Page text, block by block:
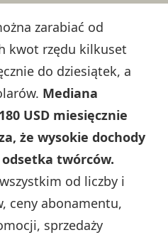
zarabiać od
kwot rzędu kilkuset
do dziesiątek, a
Mediana
USD miesięcznie
że wysokie dochody
twórców.
od liczby i
ceny abonamentu,
sprzedaży